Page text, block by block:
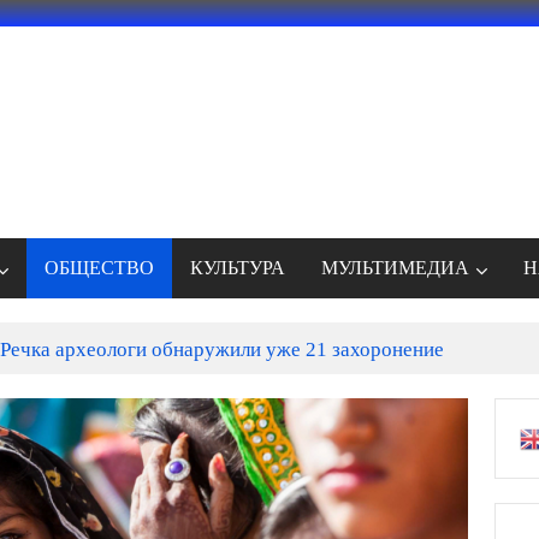
ОБЩЕСТВО КУЛЬТУРА МУЛЬТИМЕДИА
археологи обнаружили уже 21 захоронение